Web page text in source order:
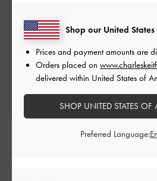
Borsa a spalla con
Zaino Alva
Shop our United
Prices and payment amounts are
Orders placed on
delivered within United States of
SHOP UNITED STATES OF
Preferred Language: